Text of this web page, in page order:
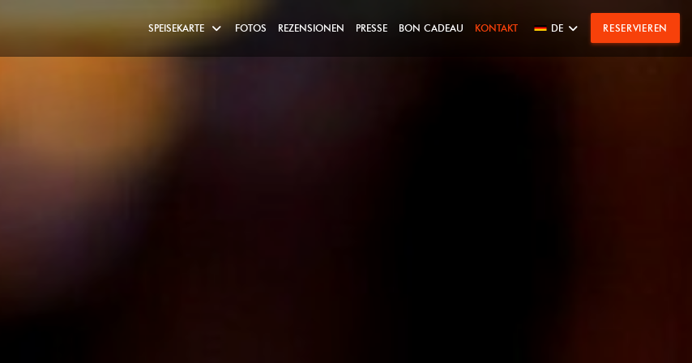
SPEISEKARTE FOTOS REZENSIONEN PRESSE BON CADEAU KONTAKT DE RESERVIEREN